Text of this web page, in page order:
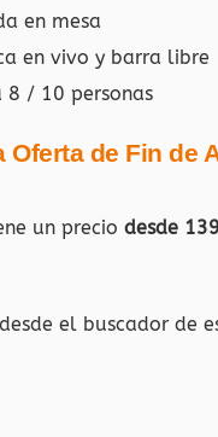
en mesa
en vivo y barra libre
8 / 10 personas
de Fin de
un precio desde
el buscador de